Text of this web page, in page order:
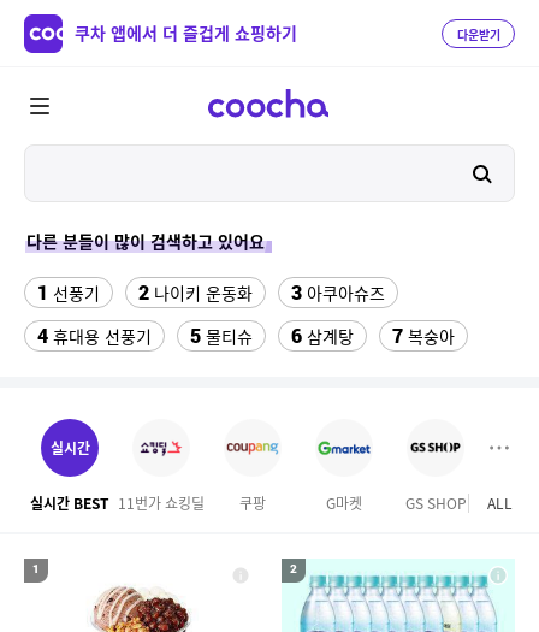
쿠차 앱에서 더 즐겁게 쇼핑하기 다운받기
다른 분들이 많이 검색하고 있어요
1 선풍기 2 나이키 운동화 3 아쿠아슈즈
4 휴대용 선풍기 5 물티슈 6 삼계탕 7 복숭아
10 실외기없는 에어컨
12 남자 여름바지 린넨 면바지 와이드 밴딩 치노 팬츠 스판
13 넥선풍기 14 아레나 여성 실내수영복 7부
위빙 크로스백 하이원 워터월드
매실청 19 코엑스아쿠아리움 20 강동워터파크
ALL
실시간
실시간 BEST 11번가 쇼킹딜 쿠팡 G마켓 GS SHOP
1 2